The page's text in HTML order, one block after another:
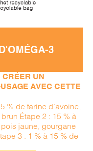
3
CRÉER UN
AVEC CETTE
% de farine d’avoine,
Étape 2 : 15 % à
jaune, gourgane
3 : 1 % à 15 % de